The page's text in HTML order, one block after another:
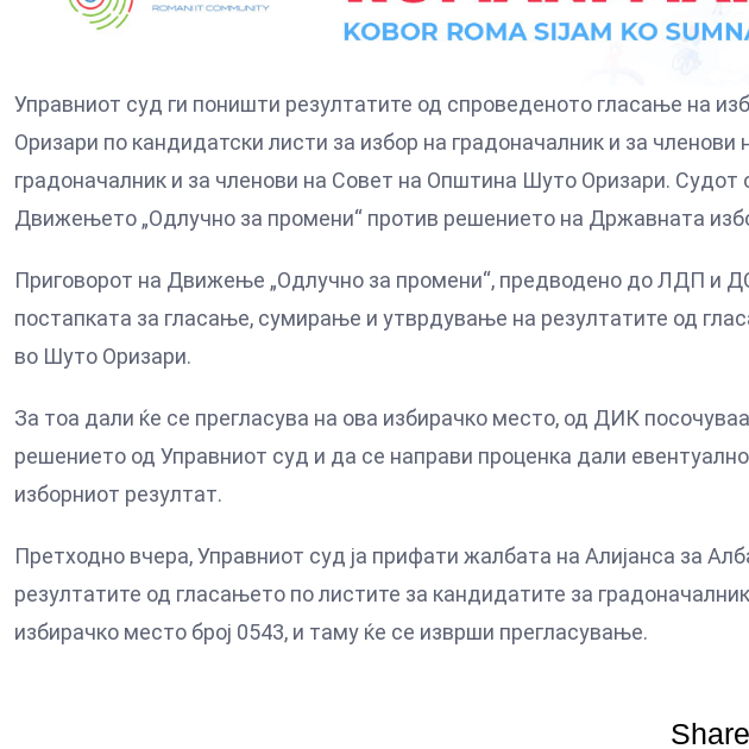
Управниот суд ги поништи резултатите од спроведеното гласање на
Оризари по кандидатски листи за избор на градоначалник и за членови
градоначалник и за членови на Совет на Општина Шуто Оризари. Судот
Движењето „Одлучно за промени“ против решението на Државната
Приговорот на Движење „Одлучно за промени“, предводено до ЛДП и
постапката за гласање, сумирање и утврдување на резултатите од
во Шуто Оризари.
За тоа дали ќе се прегласува на ова избирачко место, од ДИК
решението од Управниот суд и да се направи проценка дали
изборниот резултат.
Претходно вчера, Управниот суд ја прифати жалбата на Алијанса за
резултатите од гласањето по листите за кандидатите за
избирачко место број 0543, и таму ќе се изврши прегласување.